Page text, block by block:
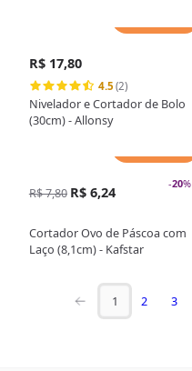
R$ 17,80
4.5 (2)
Nivelador e Cortador de Bolo
(30cm) - Allonsy
-20%
R$ 7,80 R$ 6,24
Cortador Ovo de Páscoa com
Laço (8,1cm) - Kafstar
1 2 3